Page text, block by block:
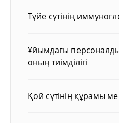
Түйе сүтінің
Ұйымдағы
оның тиімділігі
Қой сүтінің құрамы